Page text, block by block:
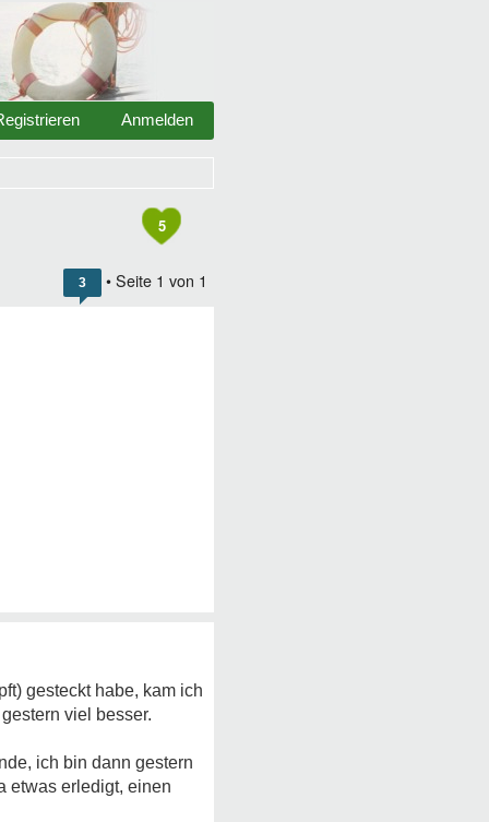
Anmelden
5
3 • Seite 1 von 1
gesteckt habe, kam ich
viel besser.
ich bin dann gestern
etwas erledigt, einen